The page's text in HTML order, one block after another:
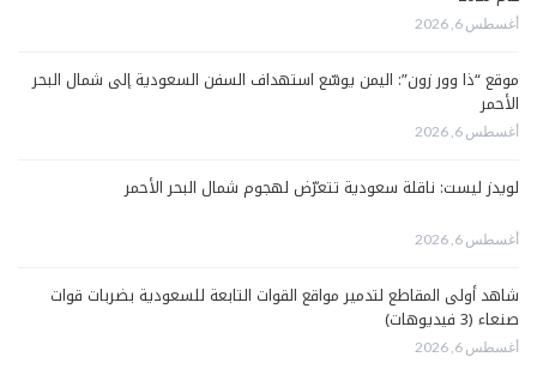
أغسطس 6, 2026
موقع “ذا وور زون”: اليمن يوسّع استهداف السفن السعودية إلى شمال البحر
الأحمر
أغسطس 6, 2026
لويدز ليست: ناقلة سعودية تتعرّض لهجوم شمال البحر الأحمر
أغسطس 6, 2026
شاهد أولى المقاطع لتدمير مواقع القوات التابعة للسعودية بضربات قوات
صنعاء (3 فيديوهات)
أغسطس 6, 2026